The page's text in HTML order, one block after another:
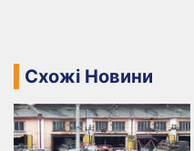
Схожі Новини